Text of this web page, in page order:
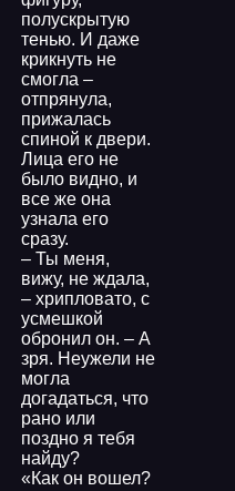
полускрытую
тенью. И даже
крикнуть не
смогла –
отпрянула,
прижалась
спиной к двери.
Лица его не
было видно, и
все же она
узнала его
сразу.
– Ты меня,
вижу, не ждала,
– хрипловато, с
усмешкой
обронил он. – А
зря. Неужели не
могла
догадаться, что
рано или
поздно я тебя
найду?
«Как он вошел?